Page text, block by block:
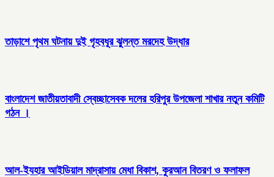
তাড়াশে পৃথম ঘটনায় দুই গৃহবধূর ঝুলন্ত মরদেহ উদ্ধার
বাংলাদেশ জাতীয়তাবাদী স্বেচ্ছাসেবক দলের হরিপুর উপজেলা শাখার নতুন কমিটি
গঠন ।
আল-ইযহার আইডিয়াল মাদ্রাসায় মেধা বিকাশ, কুরআন বিতরণ ও ফলাফল